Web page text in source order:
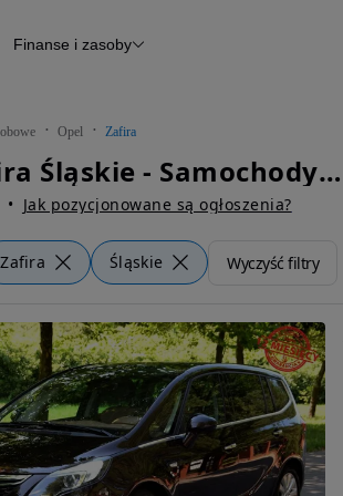
Raport z inspekcji
Otomoto News
Finanse i zasoby
Opel Zafira
Opel Zafira Śląskie - Samochody Osobowe
Jak pozycjonowane są ogłoszenia?
Zafira Śląskie Wyczyść filtry